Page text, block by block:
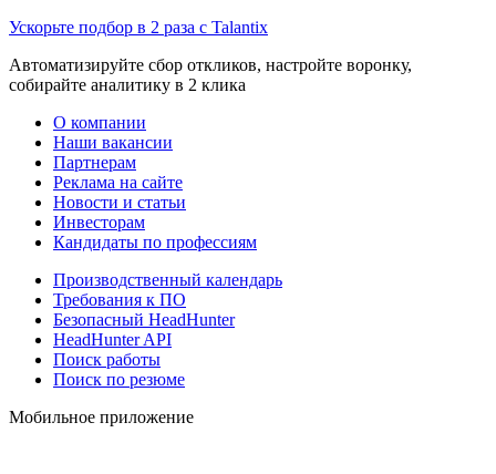
Ускорьте подбор в 2 раза с Talantix
Автоматизируйте сбор откликов, настройте воронку,
собирайте аналитику в 2 клика
О компании
Наши вакансии
Партнерам
Реклама на сайте
Новости и статьи
Инвесторам
Кандидаты по профессиям
Производственный календарь
Требования к ПО
Безопасный HeadHunter
HeadHunter API
Поиск работы
Поиск по резюме
Мобильное приложение